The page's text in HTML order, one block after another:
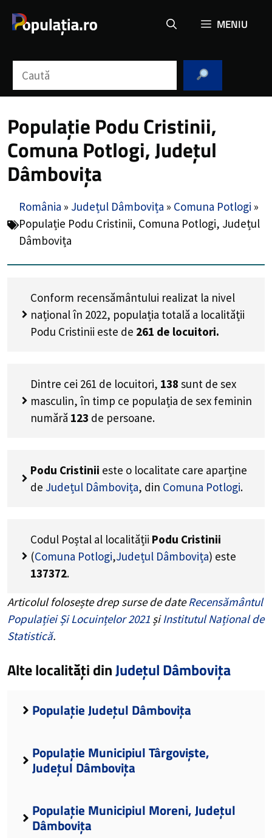
MENIU
Populație Podu Cristinii,
Comuna Potlogi, Județul
Dâmbovița
România » Județul Dâmbovița » Comuna Potlogi »
Populație Podu Cristinii, Comuna Potlogi, Județul
Dâmbovița
Conform recensământului realizat la nivel
național în 2022, populația totală a localității
Podu Cristinii este de 261 de locuitori.
Dintre cei 261 de locuitori, 138 sunt de sex
masculin, în timp ce populația de sex feminin
numără 123 de persoane.
Podu Cristinii este o localitate care aparține
de Județul Dâmbovița, din Comuna Potlogi.
Codul Poștal al localității Podu Cristinii
(Comuna Potlogi,Județul Dâmbovița) este
137372.
Articolul folosește drep surse de dateRecensământul
Populației Și Locuințelor 2021 șiInstitutul Național de
Statistică.
Alte localități dinJudețul Dâmbovița
Populație Județul Dâmbovița
Populație Municipiul Târgoviște,
Județul Dâmbovița
Populație Municipiul Moreni, Județul
Dâmbovița